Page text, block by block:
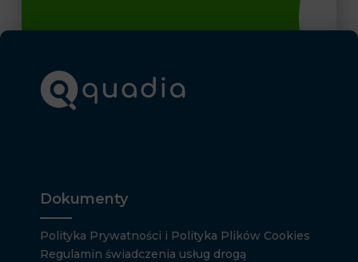
Dokumenty
Polityka Prywatności i Polityka Plików Cookies
Regulamin świadczenia usług drogą